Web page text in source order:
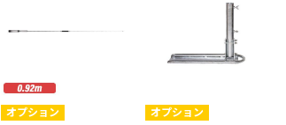
オプション
オプション